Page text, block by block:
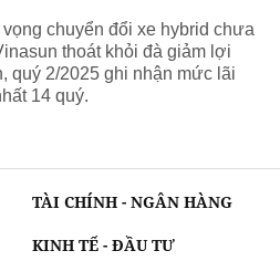
vọng chuyển đổi xe hybrid chưa
thoát khỏi đà giảm lợi
quý 2/2025 ghi nhận mức lãi
14 quý.
TÀI CHÍNH - NGÂN HÀNG
KINH TẾ - ĐẦU TƯ